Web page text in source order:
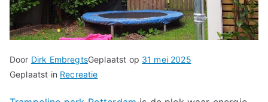
Door Dirk EmbregtsGeplaatst op 31 mei 2025
Geplaatst in Recreatie